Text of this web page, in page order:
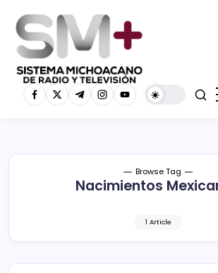
Browse Tag
Nacimientos
1 Article